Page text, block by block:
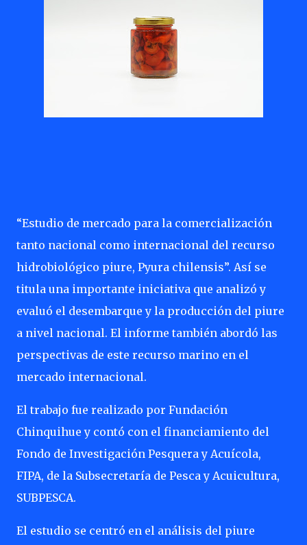
“Estudio de mercado para la comercialización
tanto nacional como internacional del recurso
hidrobiológico piure, Pyura chilensis”. Así se
titula una importante iniciativa que analizó y
evaluó el desembarque y la producción del piure
a nivel nacional. El informe también abordó las
perspectivas de este recurso marino en el
mercado internacional.
El trabajo fue realizado por Fundación
Chinquihue y contó con el financiamiento del
Fondo de Investigación Pesquera y Acuícola,
FIPA, de la Subsecretaría de Pesca y Acuicultura,
SUBPESCA.
El estudio se centró en el análisis del piure